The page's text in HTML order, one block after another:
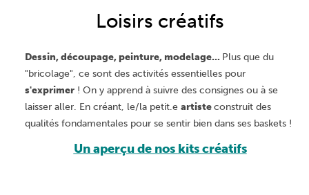
Loisirs créatifs
Dessin, découpage, peinture, modelage... Plus que du
"bricolage", ce sont des activités essentielles pour
s'exprimer ! On y apprend à suivre des consignes ou à se
laisser aller. En créant, le/la petit.e artisteconstruit des
qualités fondamentales pour se sentir bien dans ses baskets !
Un aperçu de nos kits créatifs